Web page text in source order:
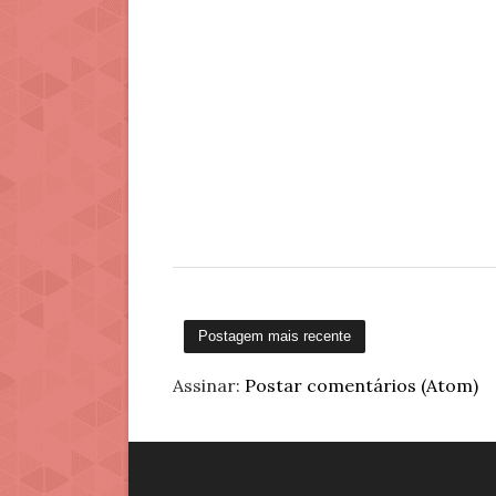
Postagem mais recente
Assinar: Postar comentários (Atom)